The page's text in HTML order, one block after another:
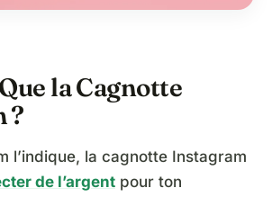
la Cagnotte
?
l’indique, la cagnotte Instagram
de l’argent pour ton